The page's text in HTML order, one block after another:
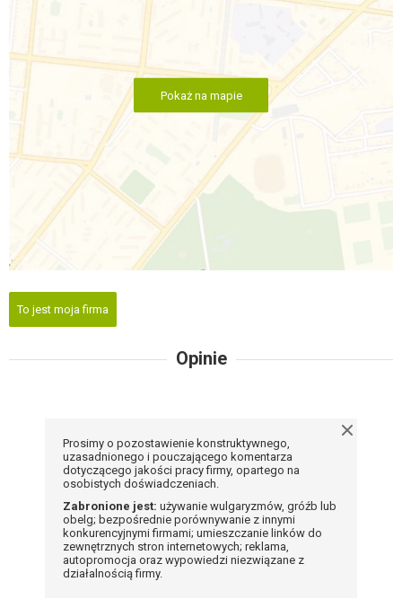
Pokaż na mapie
To jest moja firma
Opinie
Prosimy o pozostawienie konstruktywnego,
uzasadnionego i pouczającego komentarza
dotyczącego jakości pracy firmy, opartego na
osobistych doświadczeniach.
Zabronione jest: używanie wulgaryzmów, gróźb lub
obelg; bezpośrednie porównywanie z innymi
konkurencyjnymi firmami; umieszczanie linków do
zewnętrznych stron internetowych; reklama,
autopromocja oraz wypowiedzi niezwiązane z
działalnością firmy.